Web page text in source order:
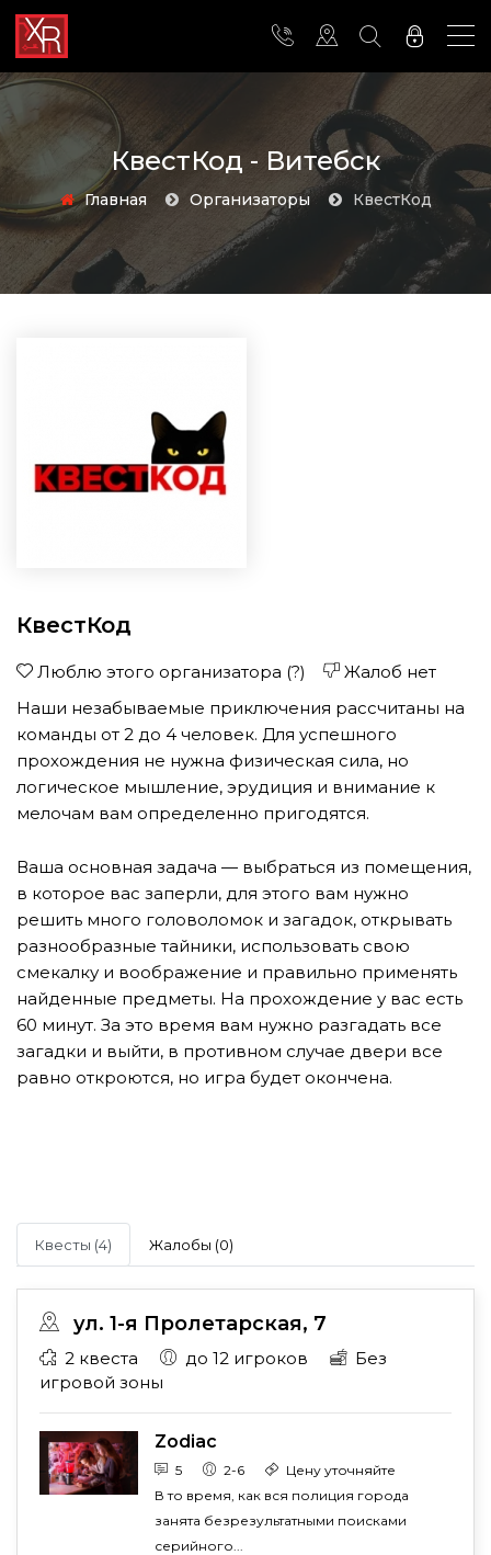
КвестКод - Витебск
Главная Организаторы КвестКод
КвестКод
Люблю этого организатора (?)
Жалоб нет
Наши незабываемые приключения рассчитаны на
команды от 2 до 4 человек. Для успешного
прохождения не нужна физическая сила, но
логическое мышление, эрудиция и внимание к
мелочам вам определенно пригодятся.
Ваша основная задача — выбраться из помещения,
в которое вас заперли, для этого вам нужно
решить много головоломок и загадок, открывать
разнообразные тайники, использовать свою
смекалку и воображение и правильно применять
найденные предметы. На прохождение у вас есть
60 минут. За это время вам нужно разгадать все
загадки и выйти, в противном случае двери все
равно откроются, но игра будет окончена.
Квесты (4) Жалобы (0)
ул. 1-я Пролетарская, 7
2 квеста до 12 игроков
Без
игровой зоны
Zodiac
5 2-6
Цену уточняйте
В то время, как вся полиция города
занята безрезультатными поисками
серийного...